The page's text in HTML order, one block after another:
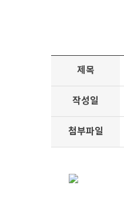
제목
작성일
첨부파일